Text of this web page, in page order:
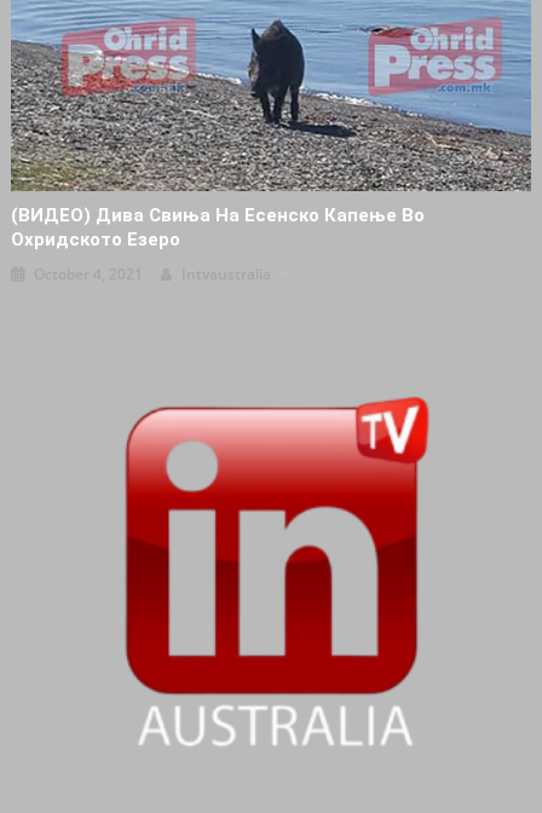
(ВИДЕО) Дива Свиња На Есенско Капење Во
Охридското Езеро